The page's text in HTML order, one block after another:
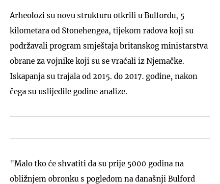
Arheolozi su novu strukturu otkrili u Bulfordu, 5
kilometara od Stonehengea, tijekom radova koji su
podržavali program smještaja britanskog ministarstva
obrane za vojnike koji su se vraćali iz Njemačke.
Iskapanja su trajala od 2015. do 2017. godine, nakon
čega su uslijedile godine analize.
"Malo tko će shvatiti da su prije 5000 godina na
obližnjem obronku s pogledom na današnji Bulford